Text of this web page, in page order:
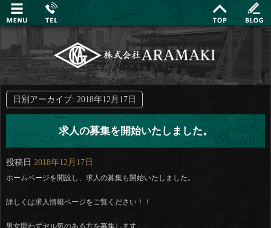
日別アーカイブ: 2018年12月17日
求人の募集を開始いたしました。
投稿日 2018年12月17日
ホームページを開設し、求人の募集も開始いたしました。
詳しくは求人情報ページをご覧ください！！
男女問わずヤル気のある方を募集します。